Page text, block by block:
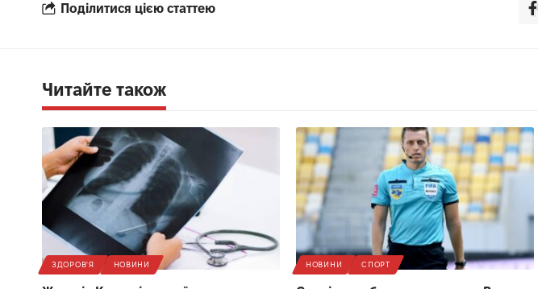
Поділитися цією статтею
Читайте також
ЗДОРОВ'Я НОВИНИ НОВИНИ СПОРТ